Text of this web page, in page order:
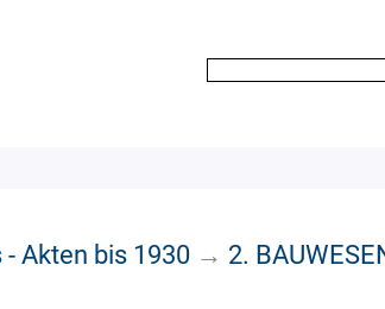
- Akten bis 1930 → 2.